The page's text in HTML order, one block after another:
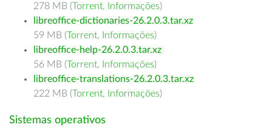
278 MB (Torrent, Informações)
libreoffice-dictionaries-26.2.0.3.tar.xz
59 MB (Torrent, Informações)
libreoffice-help-26.2.0.3.tar.xz
56 MB (Torrent, Informações)
libreoffice-translations-26.2.0.3.tar.xz
222 MB (Torrent, Informações)
Sistemas operativos